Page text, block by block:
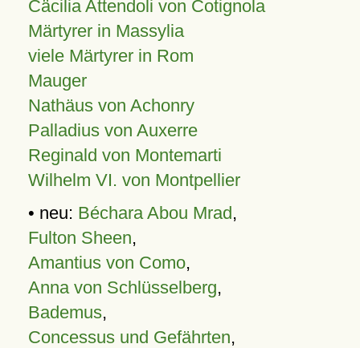
Cäcilia Attendoli von Cotignola
Märtyrer in Massylia
viele Märtyrer in Rom
Mauger
Nathäus von Achonry
Palladius von Auxerre
Reginald von Montemarti
Wilhelm VI. von Montpellier
• neu: Béchara Abou Mrad,
Fulton Sheen,
Amantius von Como,
Anna von Schlüsselberg,
Bademus,
Concessus und Gefährten,